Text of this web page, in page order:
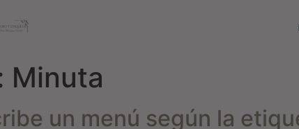
Minuta
un menú según la